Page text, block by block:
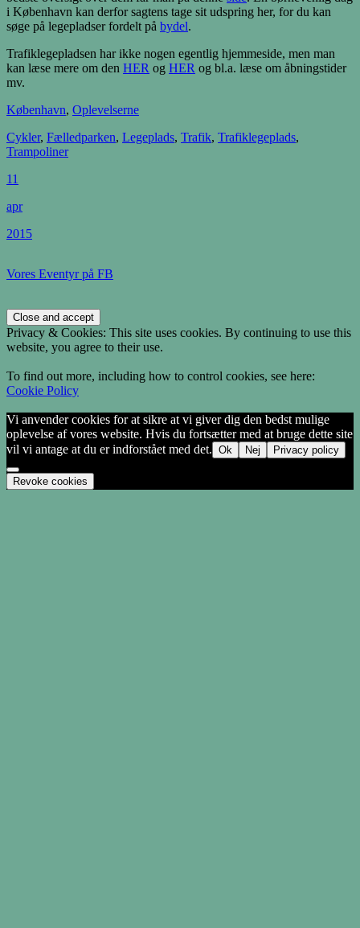
i København kan derfor sagtens tage sit udspring her, for du kan
søge på legepladser fordelt på bydel.
Trafiklegepladsen har ikke nogen egentlig hjemmeside, men man
kan læse mere om den HER og HER og bl.a. læse om åbningstider
mv.
København, Oplevelserne
Cykler, Fælledparken, Legeplads, Trafik, Trafiklegeplads,
Trampoliner
11
apr
2015
Vores Eventyr på FB
Privacy & Cookies: This site uses cookies. By continuing to use this
website, you agree to their use.
To find out more, including how to control cookies, see here:
Cookie Policy
Vi anvender cookies for at sikre at vi giver dig den bedst mulige
oplevelse af vores website. Hvis du fortsætter med at bruge dette site
vil vi antage at du er indforstået med det. Ok Nej Privacy policy
Revoke cookies